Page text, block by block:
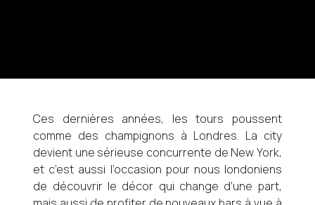
Ces dernières années, les tours poussent
comme des champignons à Londres. La city
devient une sérieuse concurrente de New York,
et c’est aussi l’occasion pour nous londoniens
de découvrir le décor qui change d’une part,